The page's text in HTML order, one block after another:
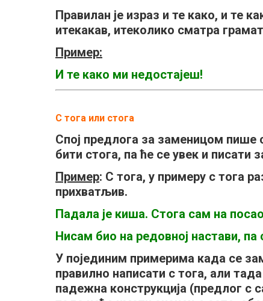
Правилан је израз и те како, и те
итекакав, итеколико сматра
Пример:
И те како ми недостајеш!
С тога или стога
Спој предлога за заменицом пише
бити стога, па ће се увек и писати
Пример: С тога, у примеру с тога
прихватљив.
Падала је киша. Стога сам на
Нисам био на редовној настави,
У појединим примерима када се
правилно написати с тога, али
падежна конструкција (предлог с